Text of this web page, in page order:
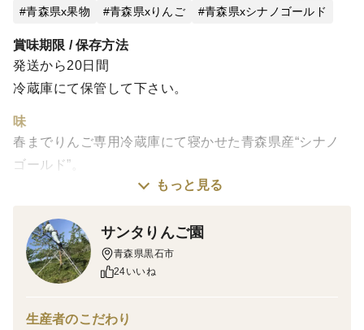
青森県x果物
青森県xりんご 青森県xシナノゴールド
賞味期限 / 保存方法
発送から20日間
冷蔵庫にて保管して下さい。
味
春までりんご専用冷蔵庫にて寝かせた青森県産“シナノ
ゴールド”。
春まで冷蔵庫で寝かせることにより、酸味がマイルドに
栽培・生産のこだわり
自然の味を引き出すため、無肥料で栽培。
除草剤も不使用です。
もっと見る
サンタりんご園
青森県黒石市
24いいね
生産者のこだわり